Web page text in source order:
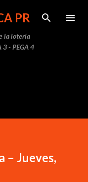
PR
la lotería
3 - PEGA 4
– Jueves,